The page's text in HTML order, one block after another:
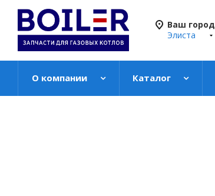
Ваш город
Элиста
О компании Каталог